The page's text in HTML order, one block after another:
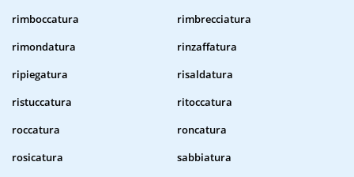
rimboccatura
rimbrecciatura
rimondatura
rinzaffatura
ripiegatura
risaldatura
ristuccatura
ritoccatura
roccatura
roncatura
rosicatura
sabbiatura